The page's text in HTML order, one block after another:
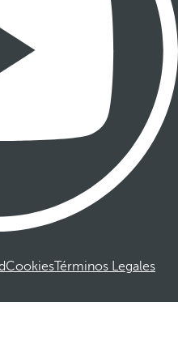
CookiesTérminos Legales